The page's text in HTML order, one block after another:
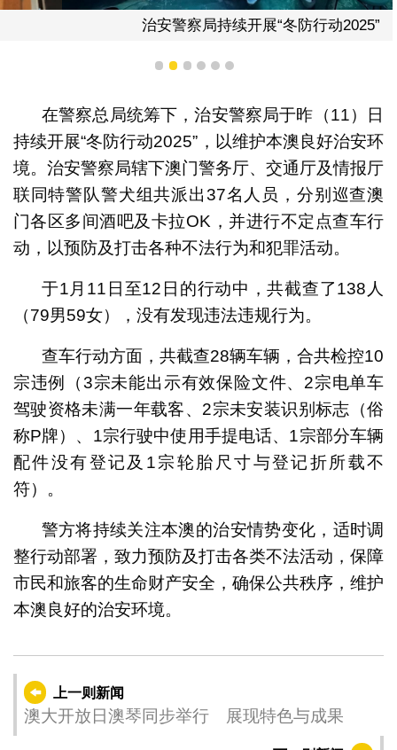
治安警察局持续开展“冬防行动2025”
1 2 3 4 5 6
在警察总局统筹下，治安警察局于昨（11）日
持续开展“冬防行动2025”，以维护本澳良好治安环
境。治安警察局辖下澳门警务厅、交通厅及情报厅
联同特警队警犬组共派出37名人员，分别巡查澳
门各区多间酒吧及卡拉OK，并进行不定点查车行
动，以预防及打击各种不法行为和犯罪活动。
于1月11日至12日的行动中，共截查了138人
（79男59女），没有发现违法违规行为。
查车行动方面，共截查28辆车辆，合共检控10
宗违例（3宗未能出示有效保险文件、2宗电单车
驾驶资格未满一年载客、2宗未安装识别标志（俗
称P牌）、1宗行驶中使用手提电话、1宗部分车辆
配件没有登记及1宗轮胎尺寸与登记折所载不
符）。
警方将持续关注本澳的治安情势变化，适时调
整行动部署，致力预防及打击各类不法活动，保障
市民和旅客的生命财产安全，确保公共秩序，维护
本澳良好的治安环境。
上一则新闻
澳大开放日澳琴同步举行 展现特色与成果